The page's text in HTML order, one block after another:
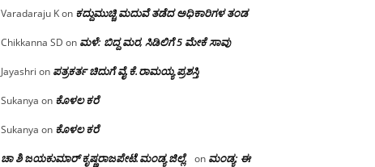
Varadaraju Kon ಕದ್ದುಮುಚ್ಚಿ ಮದುವೆ ತಡೆದ ಅಧಿಕಾರಿಗಳ ತಂಡ
Chikkanna SD on ಮಳೆ: ಬಿದ್ದ ಮರ, ಸಿಡಿಲಿಗೆ 5 ಮೇಕೆ ಸಾವು
Jayashri on ಪತ್ರಕರ್ತ ಚಿದುಗೆ ವೈ.ಕೆ.ರಾಮಯ್ಯ ಪ್ರಶಸ್ತಿ
Sukanya on ಕೊಳಲ ಕರೆ
Sukanya on ಕೊಳಲ ಕರೆ
ಚಾ ಶಿ ಜಯಕುಮಾರ್ ಕೃಷ್ಣರಾಜಪೇಟೆ.ಮಂಡ್ಯ ಜಿಲ್ಲೆ. on ಮಂಡ್ಯ: ಈ